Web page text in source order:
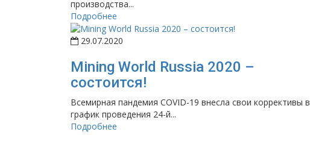
производства...
Подробнее
29.07.2020
Mining World Russia 2020 –
состоится!
Всемирная пандемия COVID-19 внесла свои коррективы в
график проведения 24-й...
Подробнее